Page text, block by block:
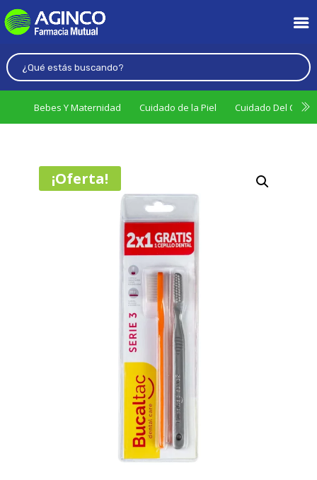
Bebes Y Maternidad Cuidado de la Piel Cuidado Del
¡Oferta!